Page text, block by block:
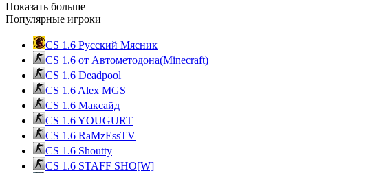
Показать больше
Популярные игроки
CS 1.6 Русский Мясник
CS 1.6 от Автометодона(Minecraft)
CS 1.6 Deadpool
CS 1.6 Alex MGS
CS 1.6 Максайд
CS 1.6 YOUGURT
CS 1.6 RaMzEssTV
CS 1.6 Shoutty
CS 1.6 STAFF SHO[W]